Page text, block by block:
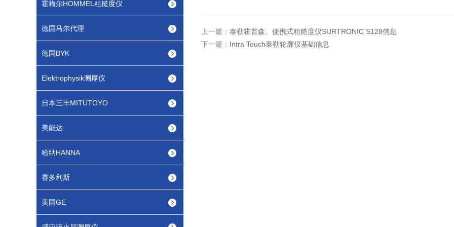
霍梅尔HOMMEL粗糙度仪
德国马尔代理
德国BYK
Elektrophysik测厚仪
日本三丰MITUTOYO
美能达
哈纳HANNA
赛多利斯
美国GE
上一篇： 泰勒霍普森、便携式粗糙度仪SURTRONIC S128信息
下一篇： Intra Touch泰勒轮廓仪基础信息